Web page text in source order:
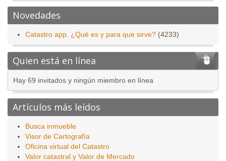
Novedades
Catastro app. ¿Qué es y para que sirve? (4233)
Quien está en línea
Hay 69 invitados y ningún miembro en línea
Artículos más leídos
Busca inmueble
Visor de Cartografía
Oficina virtual del Catastro
Valor catastral y Valor de Mercado